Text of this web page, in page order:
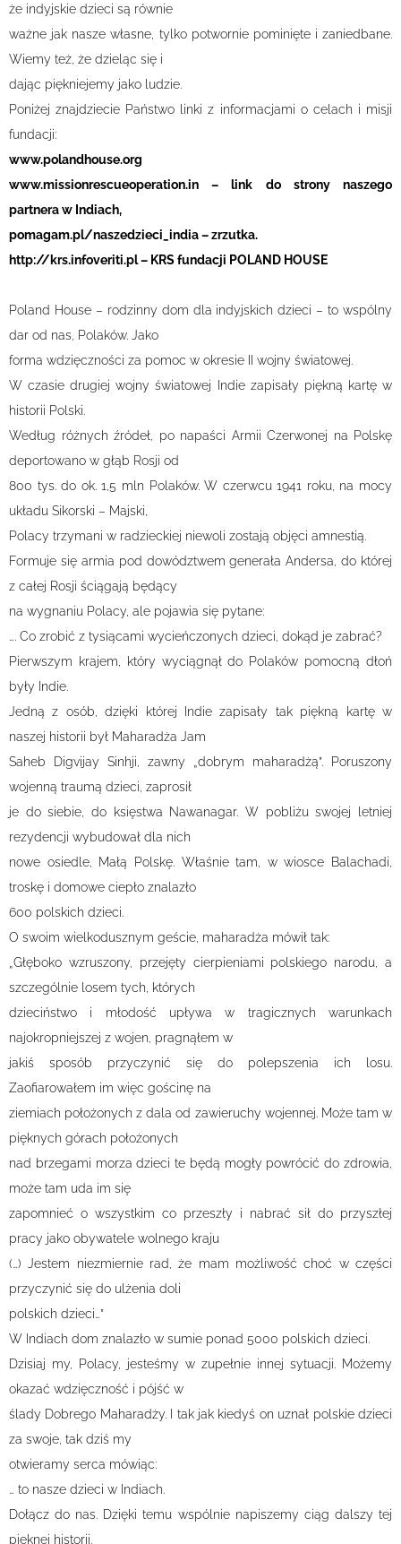
że indyjskie dzieci są równie
ważne jak nasze własne, tylko potwornie pominięte i zaniedbane.
Wiemy też, że dzieląc się i
dając piękniejemy jako ludzie.
Poniżej znajdziecie Państwo linki z informacjami o celach i misji
fundacji:
www.polandhouse.org
www.missionrescueoperation.in – link do strony naszego
partnera w Indiach,
pomagam.pl/naszedzieci_india – zrzutka.
http://krs.infoveriti.pl – KRS fundacji POLAND HOUSE
Poland House – rodzinny dom dla indyjskich dzieci – to wspólny
dar od nas, Polaków. Jako
forma wdzięczności za pomoc w okresie II wojny światowej.
W czasie drugiej wojny światowej Indie zapisały piękną kartę w
historii Polski.
Według różnych źródeł, po napaści Armii Czerwonej na Polskę
deportowano w głąb Rosji od
800 tys. do ok. 1,5 mln Polaków. W czerwcu 1941 roku, na mocy
układu Sikorski – Majski,
Polacy trzymani w radzieckiej niewoli zostają objęci amnestią.
Formuje się armia pod dowództwem generała Andersa, do której
z całej Rosji ściągają będący
na wygnaniu Polacy, ale pojawia się pytane:
…. Co zrobić z tysiącami wycieńczonych dzieci, dokąd je zabrać?
Pierwszym krajem, który wyciągnął do Polaków pomocną dłoń
były Indie.
Jedną z osób, dzięki której Indie zapisały tak piękną kartę w
naszej historii był Maharadża Jam
Saheb Digvijay Sinhji, zawny „dobrym maharadżą”. Poruszony
wojenną traumą dzieci, zaprosił
je do siebie, do księstwa Nawanagar. W pobliżu swojej letniej
rezydencji wybudował dla nich
nowe osiedle, Małą Polskę. Właśnie tam, w wiosce Balachadi,
troskę i domowe ciepło znalazło
600 polskich dzieci.
O swoim wielkodusznym geście, maharadża mówił tak:
„Głęboko wzruszony, przejęty cierpieniami polskiego narodu, a
szczególnie losem tych, których
dzieciństwo i młodość upływa w tragicznych warunkach
najokropniejszej z wojen, pragnąłem w
jakiś sposób przyczynić się do polepszenia ich losu.
Zaofiarowałem im więc gościnę na
ziemiach położonych z dala od zawieruchy wojennej. Może tam w
pięknych górach położonych
nad brzegami morza dzieci te będą mogły powrócić do zdrowia,
może tam uda im się
zapomnieć o wszystkim co przeszły i nabrać sił do przyszłej
pracy jako obywatele wolnego kraju
(…) Jestem niezmiernie rad, że mam możliwość choć w części
przyczynić się do ulżenia doli
polskich dzieci…”
W Indiach dom znalazło w sumie ponad 5000 polskich dzieci.
Dzisiaj my, Polacy, jesteśmy w zupełnie innej sytuacji. Możemy
okazać wdzięczność i pójść w
ślady Dobrego Maharadży. I tak jak kiedyś on uznał polskie dzieci
za swoje, tak dziś my
otwieramy serca mówiąc:
… to nasze dzieci w Indiach.
Dołącz do nas. Dzięki temu wspólnie napiszemy ciąg dalszy tej
pięknej historii.